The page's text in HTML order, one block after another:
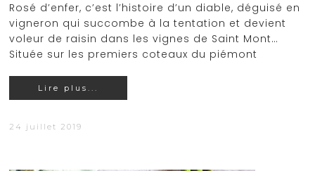
Rosé d’enfer, c’est l’histoire d’un diable, déguisé en
vigneron qui succombe à la tentation et devient
voleur de raisin dans les vignes de Saint Mont…
Située sur les premiers coteaux du piémont
Lire plus...
24 juillet 2019